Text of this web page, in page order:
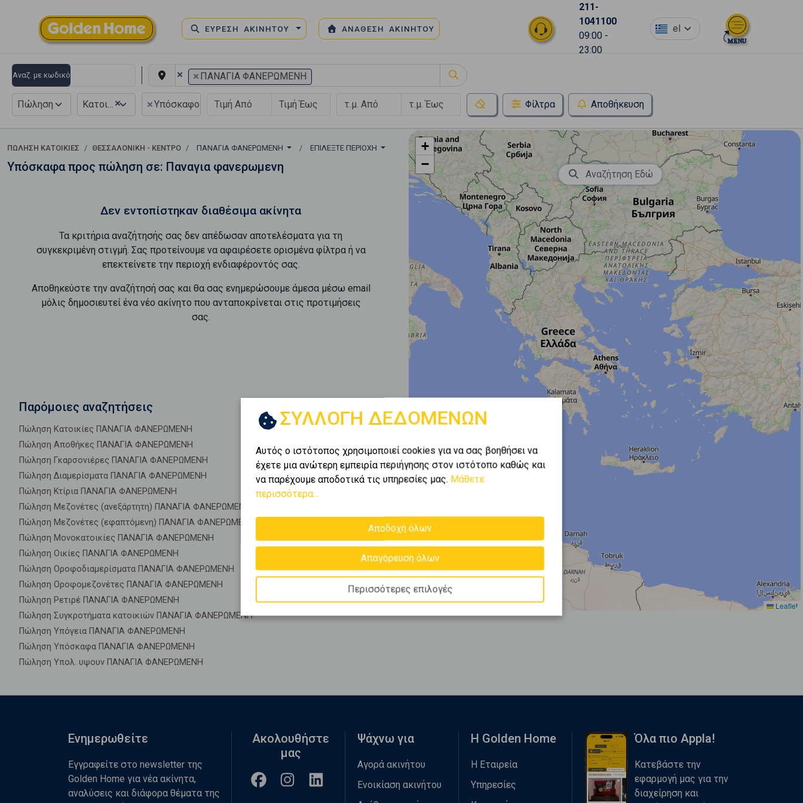
ΕΥΡΕΣΗ ΑΚΙΝΗΤΟΥ ΑΝΑΘΕΣΗ ΑΚΙΝΗΤΟΥ
211-
1041100
09:00 -
23:00
el
Αναζ. με κωδικό × × ΠΑΝΑΓΙΑ ΦΑΝΕΡΩΜΕΝΗ
Πώληση ×
Κατοικία ×Υπόσκαφο Φίλτρα Αποθήκευση
ΠΏΛΗΣΗ ΚΑΤΟΙΚΊΕΣ ΘΕΣΣΑΛΟΝΙΚΗ - ΚΕΝΤΡΟ ΠΑΝΑΓΙΑ ΦΑΝΕΡΩΜΕΝΗ ΕΠΙΛΈΞΤΕ ΠΕΡΙΟΧΉ
Υπόσκαφα προς πώληση σε: Παναγια φανερωμενη
Δεν εντοπίστηκαν διαθέσιμα ακίνητα
Τα κριτήρια αναζήτησής σας δεν απέδωσαν αποτελέσματα για τη
συγκεκριμένη στιγμή. Σας προτείνουμε να αφαιρέσετε ορισμένα φίλτρα ή να
επεκτείνετε την περιοχή ενδιαφέροντός σας.
Αποθηκεύστε την αναζήτησή σας και θα σας ενημερώσουμε άμεσα μέσω email
μόλις δημοσιευτεί ένα νέο ακίνητο που ανταποκρίνεται στις προτιμήσεις
σας.
Παρόμοιες αναζητήσεις
Πώληση Κατοικίες ΠΑΝΑΓΙΑ ΦΑΝΕΡΩΜΕΝΗ
Πώληση Αποθήκες ΠΑΝΑΓΙΑ ΦΑΝΕΡΩΜΕΝΗ
Πώληση Γκαρσονιέρες ΠΑΝΑΓΙΑ ΦΑΝΕΡΩΜΕΝΗ
Πώληση Διαμερίσματα ΠΑΝΑΓΙΑ ΦΑΝΕΡΩΜΕΝΗ
Πώληση Κτίρια ΠΑΝΑΓΙΑ ΦΑΝΕΡΩΜΕΝΗ
Πώληση Μεζονέτες (ανεξάρτητη) ΠΑΝΑΓΙΑ ΦΑΝΕΡΩΜΕΝΗ
Πώληση Μεζονέτες (εφαπτόμενη) ΠΑΝΑΓΙΑ ΦΑΝΕΡΩΜΕΝΗ
Πώληση Μονοκατοικίες ΠΑΝΑΓΙΑ ΦΑΝΕΡΩΜΕΝΗ
Πώληση Οικίες ΠΑΝΑΓΙΑ ΦΑΝΕΡΩΜΕΝΗ
Πώληση Οροφοδιαμερίσματα ΠΑΝΑΓΙΑ ΦΑΝΕΡΩΜΕΝΗ
Πώληση Οροφομεζονέτες ΠΑΝΑΓΙΑ ΦΑΝΕΡΩΜΕΝΗ
Πώληση Ρετιρέ ΠΑΝΑΓΙΑ ΦΑΝΕΡΩΜΕΝΗ
Πώληση Συγκροτήματα κατοικιών ΠΑΝΑΓΙΑ ΦΑΝΕΡΩΜΕΝΗ
Πώληση Υπόγεια ΠΑΝΑΓΙΑ ΦΑΝΕΡΩΜΕΝΗ
Πώληση Υπόσκαφα ΠΑΝΑΓΙΑ ΦΑΝΕΡΩΜΕΝΗ
Πώληση Υπολ. υψουν ΠΑΝΑΓΙΑ ΦΑΝΕΡΩΜΕΝΗ
+
−
Leaflet
Αναζήτηση Εδώ
ΣΥΛΛΟΓΗ ΔΕΔΟΜΕΝΩΝ
Αυτός ο ιστότοπος χρησιμοποιεί cookies για να σας βοηθήσει να
έχετε μια ανώτερη εμπειρία περιήγησης στον ιστότοπο καθώς και
να παρέχουμε αποδοτικά τις υπηρεσίες μας. Μάθετε
περισσότερα...
Αποδοχή όλων
Απαγόρευση όλων
Περισσότερες επιλογές
Ενημερωθείτε
Εγγραφείτε στο newsletter της
Golden Home για νέα ακίνητα,
αναλύσεις και διάφορα θέματα της
Ακολουθήστε
μας
Ψάχνω για
Αγορά ακινήτου
Ενοικίαση ακινήτου
Η Golden Home
Η Εταιρεία
Υπηρεσίες
Όλα πιο Appla!
Κατεβάστε την
εφαρμογή μας για την
διαχείρηση και